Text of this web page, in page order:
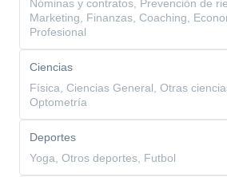
Nóminas y contratos, Prevención de
Marketing, Finanzas, Coaching,
Profesional
Ciencias
Física, Ciencias General, Otras
Optometría
Deportes
Yoga, Otros deportes, Futbol